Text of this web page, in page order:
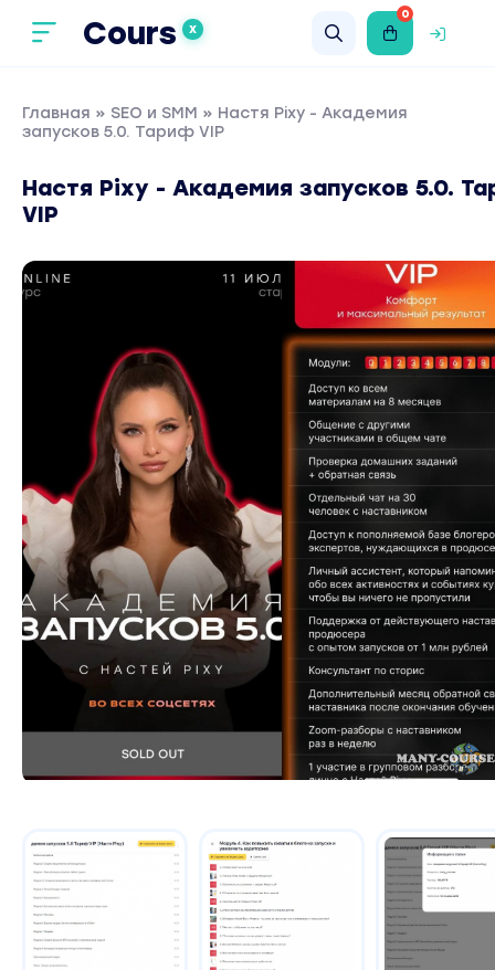
Cours X
0
Главная » SEO и SMM » Настя Pixy - Академия
запусков 5.0. Тариф VIP
Настя Pixy - Академия запусков 5.0.
VIP